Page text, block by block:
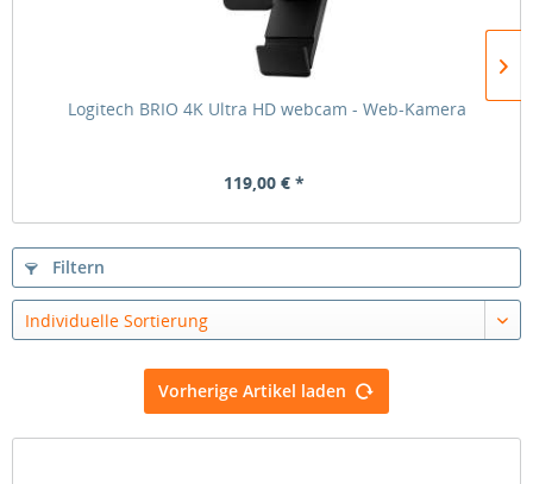
Logitech BRIO 4K Ultra HD webcam - Web-Kamera
119,00 € *
Filtern
Individuelle Sortierung
Vorherige Artikel laden